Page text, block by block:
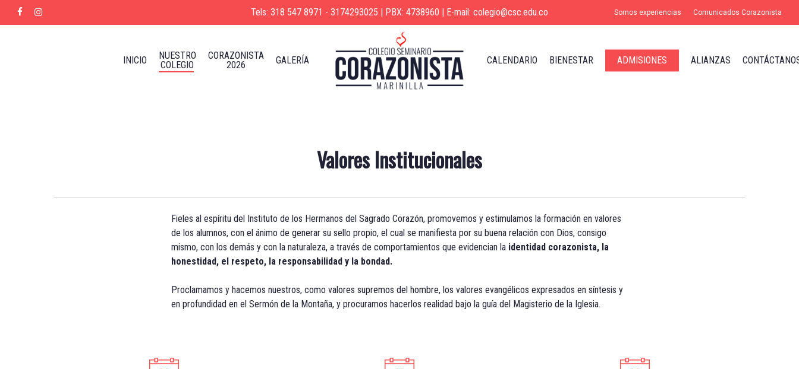
facebookinstagram Tels: 318 547 8971 - 3174293025 | PBX: 4738960 | E-mail: colegio@csc.edu.co Somos experiencias Comunicados Corazonista
INICIO
NUESTRO
COLEGIO
CORAZONISTA
2026
GALERÍA CALENDARIO BIENESTAR ADMISIONES ALIANZAS
Valores Institucionales
Fieles al espíritu del Instituto de los Hermanos del Sagrado Corazón, promovemos y estimulamos la formación en valores
de los alumnos, con el ánimo de generar su sello propio, el cual se manifiesta por su buena relación con Dios, consigo
mismo, con los demás y con la naturaleza, a través de comportamientos que evidencian la identidad corazonista, la
honestidad, el respeto, la responsabilidad y la bondad.
Proclamamos y hacemos nuestros, como valores supremos del hombre, los valores evangélicos expresados en síntesis y
en profundidad en el Sermón de la Montaña, y procuramos hacerlos realidad bajo la guía del Magisterio de la Iglesia.